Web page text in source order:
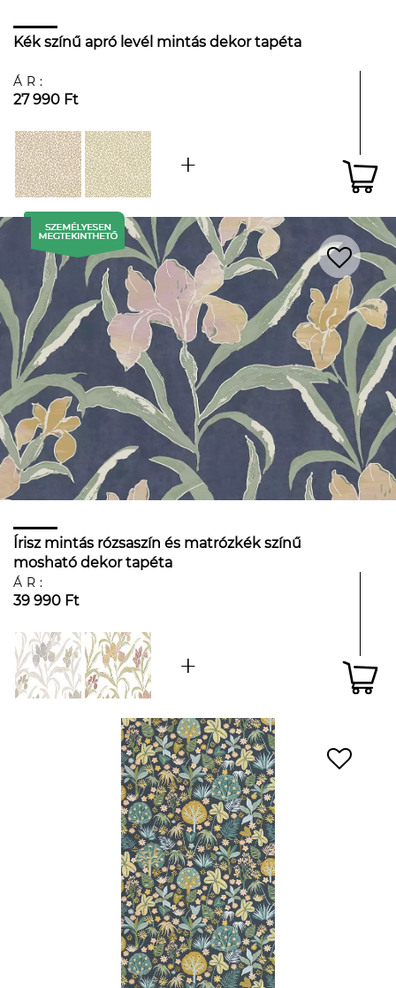
Kék színű apró levél mintás dekor tapéta
ÁR:
27 990 Ft
Írisz mintás rózsaszín és matrózkék színű
mosható dekor tapéta
ÁR:
39 990 Ft